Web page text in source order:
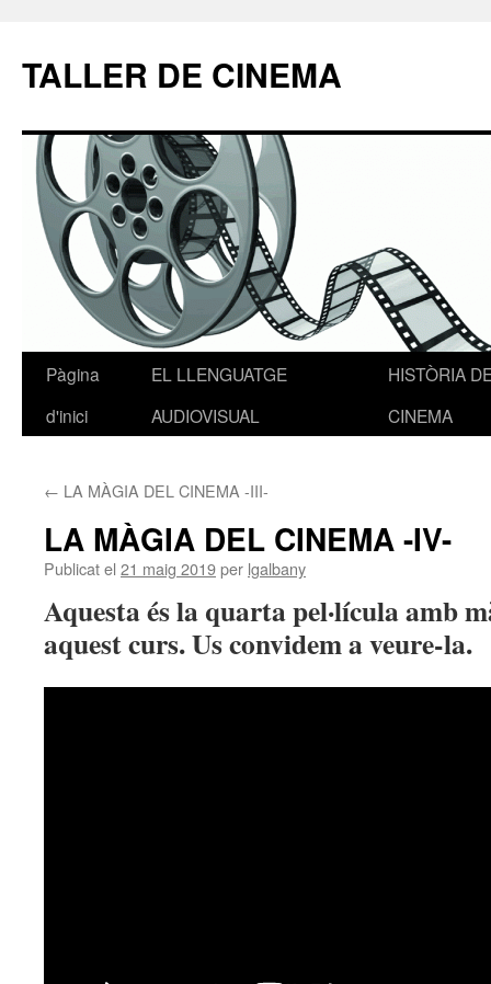
TALLER DE CINEMA
Vés
Pàgina
d'inici
EL LLENGUATGE
AUDIOVISUAL
HISTÒRIA
CINEMA
← LA MÀGIA DEL CINEMA -III-
LA MÀGIA DEL CINEMA -IV-
Publicat el 21 maig 2019per lgalbany
Aquesta és la quarta pel·lícula amb
aquest curs. Us convidem a veure-la.